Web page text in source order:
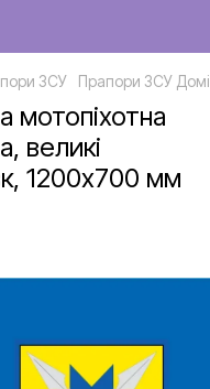
ЗСУ Прапори ЗСУ
великі
1200х700 мм